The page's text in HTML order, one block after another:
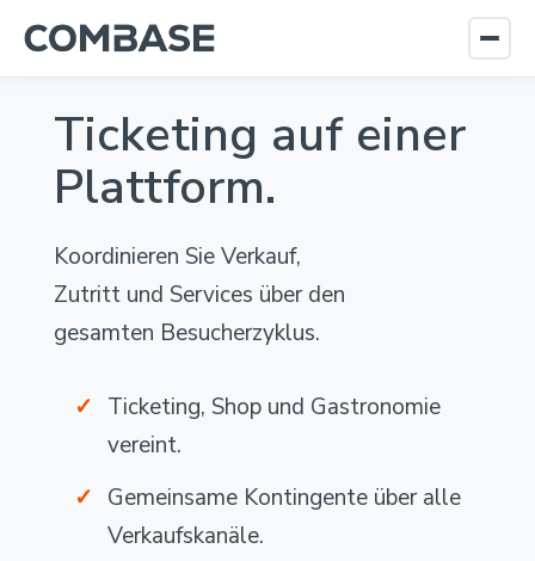
Ticketing auf einer
Plattform.
Koordinieren Sie Verkauf,
Zutritt und Services über den
gesamten Besucherzyklus.
Ticketing, Shop und Gastronomie
vereint.
Gemeinsame Kontingente über alle
Verkaufskanäle.